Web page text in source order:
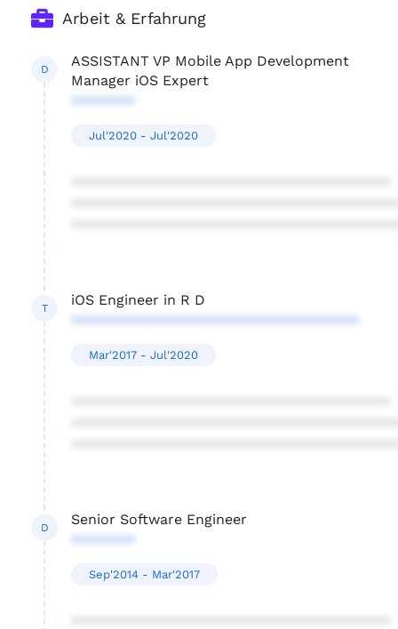
Arbeit & Erfahrung
D
ASSISTANT VP Mobile App Development
Manager iOS Expert
********
Jul'2020 - Jul'2020
T
iOS Engineer in R D
************************************
Mar'2017 - Jul'2020
D
Senior Software Engineer
********
Sep'2014 - Mar'2017